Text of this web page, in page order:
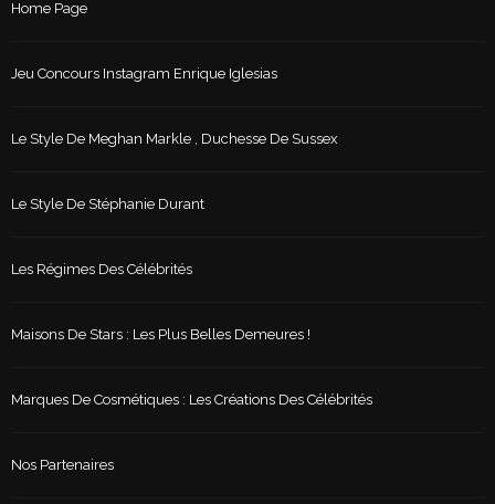
Home Page
Jeu Concours Instagram Enrique Iglesias
Le Style De Meghan Markle , Duchesse De Sussex
Le Style De Stéphanie Durant
Les Régimes Des Célébrités
Maisons De Stars : Les Plus Belles Demeures !
Marques De Cosmétiques : Les Créations Des Célébrités
Nos Partenaires